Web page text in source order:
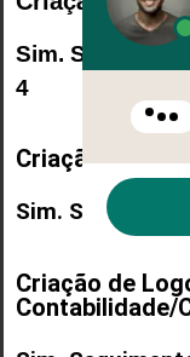
Sim.
4
Criação de
Sim.
Criação de
Contabilidade/